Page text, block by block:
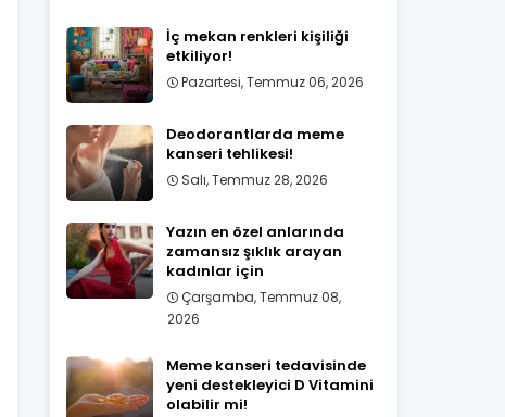
İç mekan renkleri kişiliği
etkiliyor!
Pazartesi, Temmuz 06, 2026
Deodorantlarda meme
kanseri tehlikesi!
Salı, Temmuz 28, 2026
Yazın en özel anlarında
zamansız şıklık arayan
kadınlar için
Çarşamba, Temmuz 08,
2026
Meme kanseri tedavisinde
yeni destekleyici D Vitamini
olabilir mi!